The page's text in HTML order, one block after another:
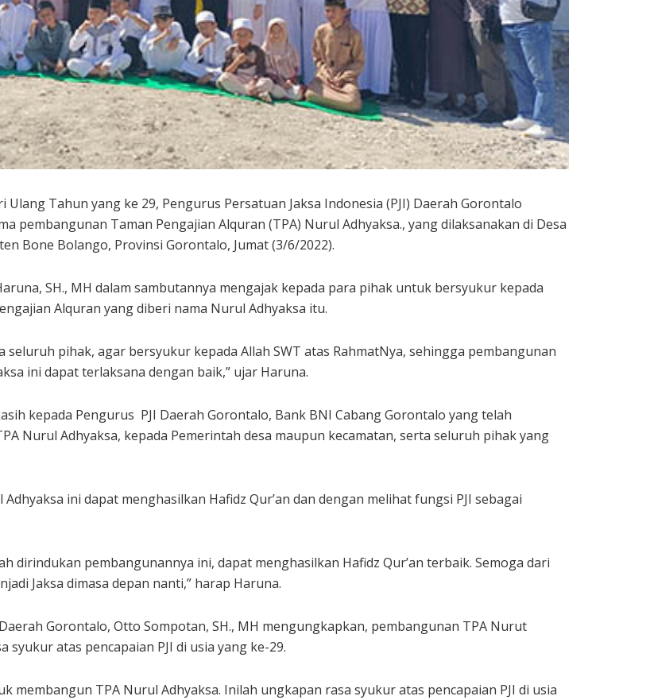
Tahun yang ke 29, Pengurus Persatuan Jaksa Indonesia (PJI) Daerah Gorontalo
pembangunan Taman Pengajian Alquran (TPA) Nurul Adhyaksa., yang dilaksanakan di Desa
Bone Bolango, Provinsi Gorontalo, Jumat (3/6/2022).
SH., MH dalam sambutannya mengajak kepada para pihak untuk bersyukur kepada
Alquran yang diberi nama Nurul Adhyaksa itu.
seluruh pihak, agar bersyukur kepada Allah SWT atas RahmatNya, sehingga pembangunan
ini dapat terlaksana dengan baik,” ujar Haruna.
kepada Pengurus PJI Daerah Gorontalo, Bank BNI Cabang Gorontalo yang telah
Nurul Adhyaksa, kepada Pemerintah desa maupun kecamatan, serta seluruh pihak yang
ini dapat menghasilkan Hafidz Qur’an dan dengan melihat fungsi PJI sebagai
dirindukan pembangunannya ini, dapat menghasilkan Hafidz Qur’an terbaik. Semoga dari
Jaksa dimasa depan nanti,” harap Haruna.
Gorontalo, Otto Sompotan, SH., MH mengungkapkan, pembangunan TPA Nurut
atas pencapaian PJI di usia yang ke-29.
membangun TPA Nurul Adhyaksa. Inilah ungkapan rasa syukur atas pencapaian PJI di usia